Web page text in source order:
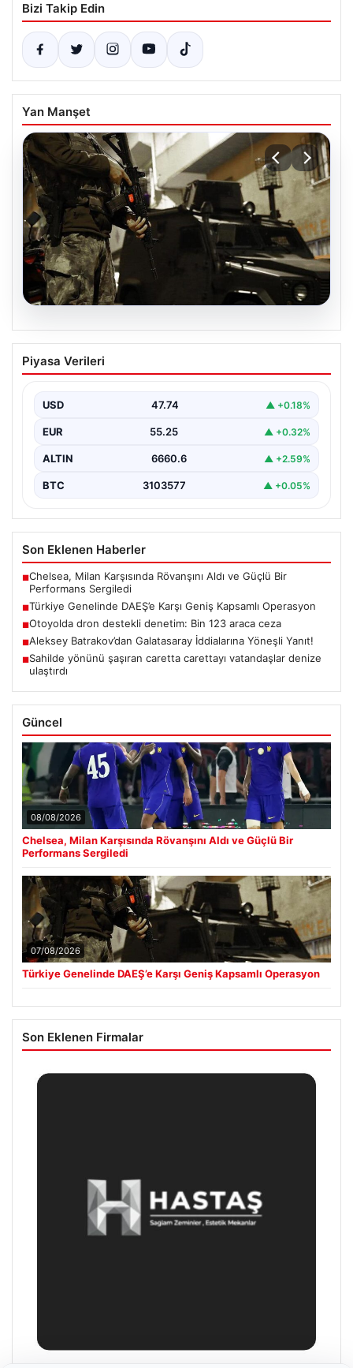
Bizi Takip Edin
Yan Manşet
07.08.2026
Türkiye Genelinde DAEŞ’e Karşı Geniş
Kapsamlı Operasyon
yönelik 30 şehirde büyük çaplı bir operasyon
gerçekleştirildi. Jandarma…
Piyasa Verileri
USD 47.74 ▲ +0.18%
EUR 55.25 ▲ +0.32%
ALTIN 6660.6 ▲ +2.59%
BTC 3103577 ▲ +0.05%
Son Eklenen Haberler
■Chelsea, Milan Karşısında Rövanşını Aldı ve Güçlü Bir
Performans Sergiledi
■Türkiye Genelinde DAEŞ’e Karşı Geniş Kapsamlı Operasyon
■Otoyolda dron destekli denetim: Bin 123 araca ceza
■Aleksey Batrakov’dan Galatasaray İddialarına Yöneşli Yanıt!
■Sahilde yönünü şaşıran caretta carettayı vatandaşlar denize
ulaştırdı
Güncel
08/08/2026
Chelsea, Milan Karşısında Rövanşını Aldı ve Güçlü Bir
Performans Sergiledi
07/08/2026
Türkiye Genelinde DAEŞ’e Karşı Geniş Kapsamlı Operasyon
Son Eklenen Firmalar